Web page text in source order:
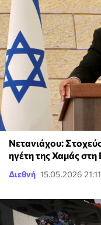
Νετανιάχου:
ηγέτη της Χαμάς στη
Διεθνή 15.05.2026 21:11